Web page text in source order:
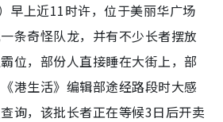
早上近11时许，位于美丽华广场
条奇怪队龙，并有不少长者摆放
位，部份人直接睡在大街上，部
港生活》编辑部途经路段时大感
询，该批长者正在等候3日后开卖